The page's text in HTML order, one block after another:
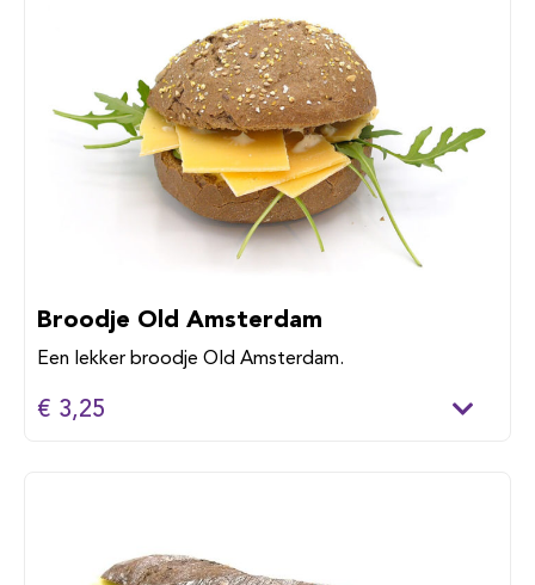
Broodje Old Amsterdam
Een lekker broodje Old Amsterdam.
€ 3,25